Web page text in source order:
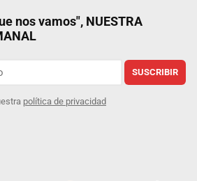
nos vamos", NUESTRA
SUSCRIBIR
política de privacidad